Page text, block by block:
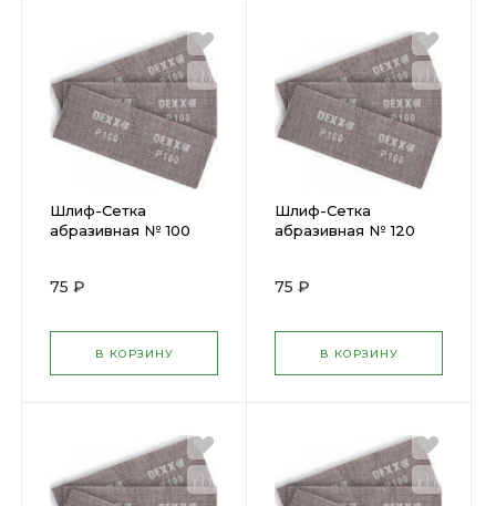
Шлиф-Сетка
абразивная № 100
35550-100
75 ₽
В КОРЗИНУ
Шлиф-Сетка
абразивная № 120
35550-120
75 ₽
В КОРЗИНУ